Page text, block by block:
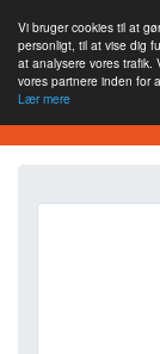
Vi bruger cookies til at
personligt, til at vise dig
at analysere vores trafik.
vores partnere inden for
Lær mere
SEO Analytics